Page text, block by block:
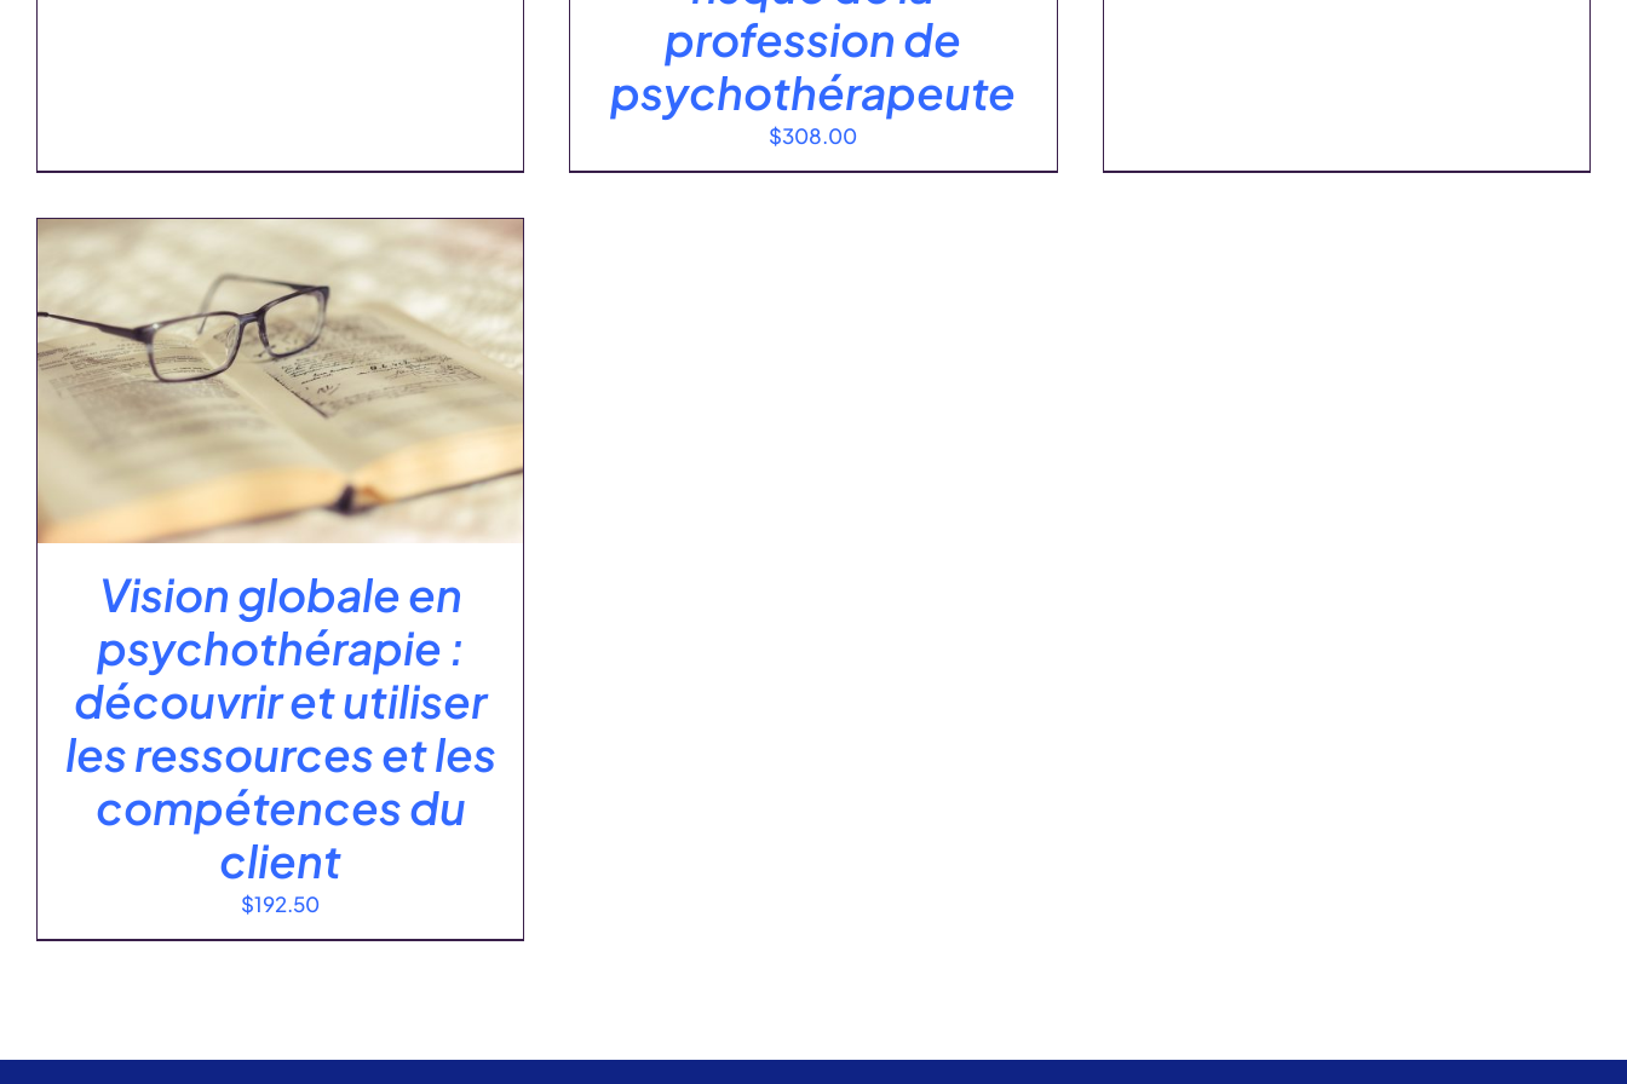
profession de
psychothérapeute
$308.00
Vision globale en
psychothérapie :
découvrir et utiliser
les ressources et les
compétences du
client
$192.50